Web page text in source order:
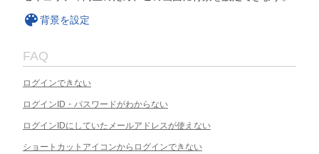
背景を設定
FAQ
ログインできない
ログインID・パスワードがわからない
ログインIDにしていたメールアドレスが使えない
ショートカットアイコンからログインできない